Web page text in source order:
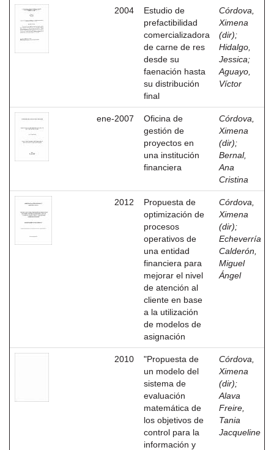
2004
Estudio de
prefactibilidad
comercializadora
de carne de res
desde su
faenación hasta
su distribución
final
Córdova,
Ximena
(dir);
Hidalgo,
Jessica;
Aguayo,
Víctor
ene-2007
Oficina de
gestión de
proyectos en
una institución
financiera
Córdova,
Ximena
(dir);
Bernal,
Ana
Cristina
2012
Propuesta de
optimización de
procesos
operativos de
una entidad
financiera para
mejorar el nivel
de atención al
cliente en base
a la utilización
de modelos de
asignación
Córdova,
Ximena
(dir);
Echeverría
Calderón,
Miguel
Ángel
2010
"Propuesta de
un modelo del
sistema de
evaluación
matemática de
los objetivos de
control para la
información y
Córdova,
Ximena
(dir);
Alava
Freire,
Tania
Jacqueline